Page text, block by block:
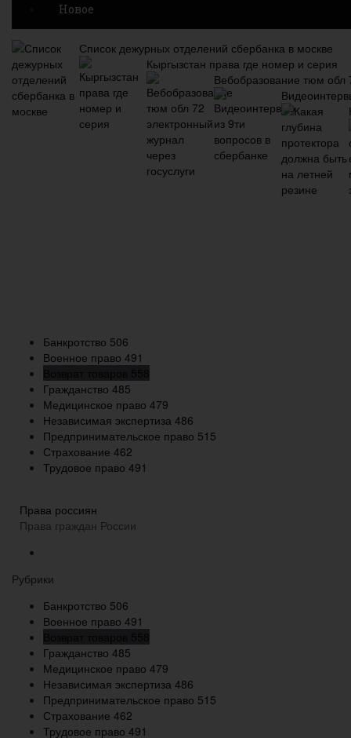
Новое
Список дежурных отделений сбербанка в москве
Кыргызстан права где номер и серия
Вебобразование тюм обл
Банкротство 506
Военное право 491
Гражданство 485
Медицинское право 479
Независимая экспертиза 486
Предпринимательское право 515
Страхование 462
Трудовое право 491
Права россиян
Права граждан России
Рубрики
Банкротство 506
Военное право 491
Гражданство 485
Медицинское право 479
Независимая экспертиза 486
Предпринимательское право 515
Страхование 462
Трудовое право 491